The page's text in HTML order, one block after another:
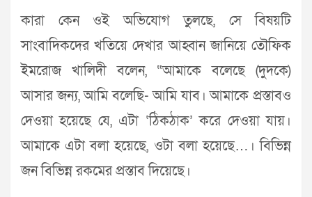
কারা কেন ওই অভিযোগ তুলছে, সে বিষয়টি
সাংবাদিকদের খতিয়ে দেখার আহ্বান জানিয়ে তৌফিক
ইমরোজ খালিদী বলেন, “আমাকে বলেছে (দুদকে)
আসার জন্য, আমি বলেছি- আমি যাব। আমাকে প্রস্তাবও
দেওয়া হয়েছে যে, এটা ‘ঠিকঠাক’ করে দেওয়া যায়।
আমাকে এটা বলা হয়েছে, ওটা বলা হয়েছে…। বিভিন্ন
জন বিভিন্ন রকমের প্রস্তাব দিয়েছে।